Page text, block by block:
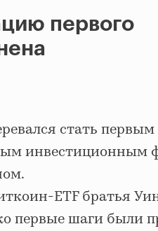
первого
стать
инвестиционным
ETF братья
первые шаги были